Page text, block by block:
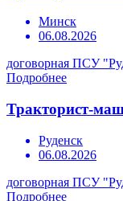
Минск
06.08.2026
договорная ПСУ
Подробнее
Тракторист-
Руденск
06.08.2026
договорная ПСУ
Подробнее